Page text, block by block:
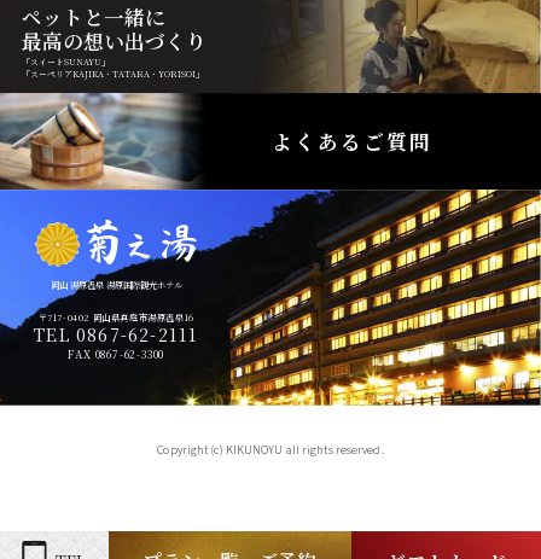
ペットと一緒に
最高の想い出づくり
「スイートSUNAYU」
「スーペリアKAJIKA・TATARA・YORISOI」
よくあるご質問
岡山 湯原温泉 湯原国際観光ホテル
〒717-0402 岡山県真庭市湯原温泉16
TEL 0867-62-2111
FAX 0867-62-3300
Copyright (c) KIKUNOYU all rights reserved.